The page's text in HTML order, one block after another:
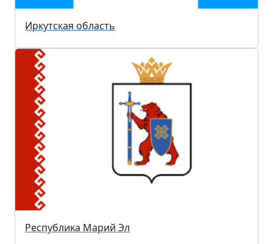
Иркутская область
Республика Марий Эл